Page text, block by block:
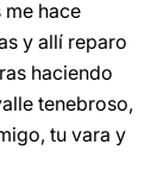
me hace
y allí reparo
haciendo
tenebroso,
tu vara y